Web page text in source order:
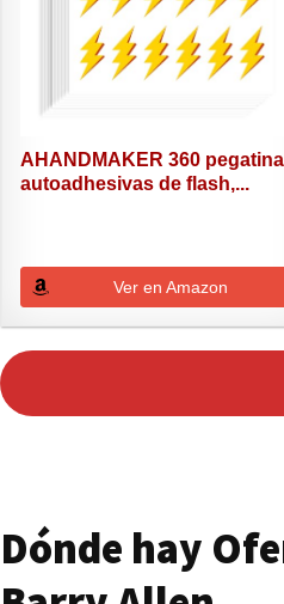
AHANDMAKER 360
autoadhesivas de flash,...
Ver en Amazon
Dónde hay